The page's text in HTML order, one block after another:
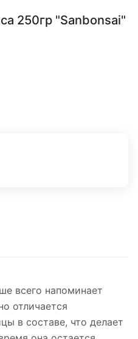
250гр "Sanbonsai"
всего напоминает
отличается
в составе, что делает